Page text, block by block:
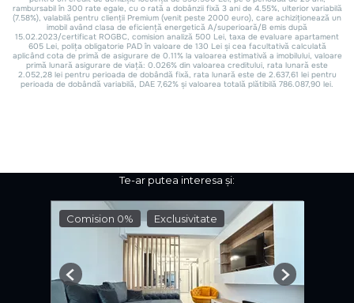
Te-ar putea interesa și:
Comision 0% Exclusivitate
Previous Next